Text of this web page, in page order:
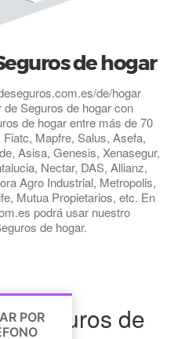
de hogar
de/hogar
Seguros de hogar con
de hogar entre más de 70
Mapfre, Salus, Asefa,
Asisa, Genesis, Xenasegur,
Nectar, DAS, Allianz,
Agro Industrial, Metropolis,
Mutua Propietarios, etc. En
podrá usar nuestro
de hogar.
Seguros de
POR